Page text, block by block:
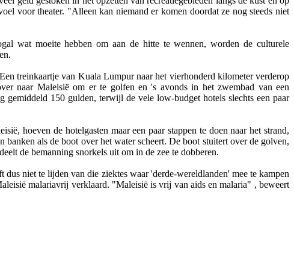
voor theater. "Alleen kan niemand er komen doordat ze nog steeds niet
wat moeite hebben om aan de hitte te wennen, worden de culturele
treinkaartje van Kuala Lumpur naar het vierhonderd kilometer verderop
naar Maleisië om er te golfen en 's avonds in het zwembad van een
150 gulden, terwijl de vele low-budget hotels slechts een paar
hoeven de hotelgasten maar een paar stappen te doen naar het strand,
als de boot over het water scheert. De boot stuitert over de golven,
de bemanning snorkels uit om in de zee te dobberen.
niet te lijden van die ziektes waar 'derde-wereldlanden' mee te kampen
malariavrij verklaard. "Maleisië is vrij van aids en malaria" , beweert